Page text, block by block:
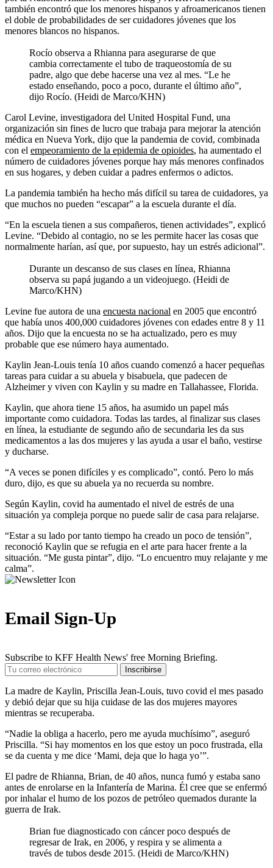
también encontró que los menores hispanos y afroamericanos tienen
el doble de probabilidades de ser cuidadores jóvenes que los
menores blancos no hispanos.
Rocío observa a Rhianna para asegurarse de que
cambia correctamente el tubo de traqueostomía de su
padre, algo que debe hacerse una vez al mes. “Le he
estado enseñando, poco a poco, durante el último año”,
dijo Rocío. (Heidi de Marco/KHN)
Carol Levine, investigadora del United Hospital Fund, una
organización sin fines de lucro que trabaja para mejorar la atención
médica en Nueva York, dijo que la pandemia de covid, combinada
con el empeoramiento de la epidemia de opioides, ha aumentado el
número de cuidadores jóvenes porque hay más menores confinados
en sus hogares, y deben cuidar a padres enfermos o adictos.
La pandemia también ha hecho más difícil su tarea de cuidadores, ya
que muchos no pueden “escapar” a la escuela durante el día.
“En la escuela tienen a sus compañeros, tienen actividades”, explicó
Levine. “Debido al contagio, no se les permite hacer las cosas que
normalmente harían, así que, por supuesto, hay un estrés adicional”.
Durante un descanso de sus clases en línea, Rhianna
observa su papá jugando a un videojuego. (Heidi de
Marco/KHN)
Levine fue autora de una encuesta nacional en 2005 que encontró
que había unos 400,000 cuidadores jóvenes con edades entre 8 y 11
años. Dijo que la encuesta no se ha actualizado, pero es muy
probable que ese número haya aumentado.
Kaylin Jean-Louis tenía 10 años cuando comenzó a hacer pequeñas
tareas para cuidar a su abuela y bisabuela, que padecen de
Alzheimer y viven con Kaylin y su madre en Tallahassee, Florida.
Kaylin, que ahora tiene 15 años, ha asumido un papel más
importante como cuidadora. Todas las tardes, al finalizar sus clases
en línea, la estudiante de segundo año de secundaria les da sus
medicamentos a las dos mujeres y las ayuda a usar el baño, vestirse
y ducharse.
“A veces se ponen difíciles y es complicado”, contó. Pero lo más
duro, dijo, es que su abuela ya no recuerda su nombre.
Según Kaylin, covid ha aumentado el nivel de estrés de una
situación ya compleja porque no puede salir de casa para relajarse.
“Estar a su lado por tanto tiempo ha creado un poco de tensión”,
reconoció Kaylin que se refugia en el arte para hacer frente a la
situación. “Me gusta pintar”, dijo. “Lo encuentro muy relajante y me
calma”.
Email Sign-Up
Subscribe to KFF Health News' free Morning Briefing.
Your
Email
Address
Inscribirse
La madre de Kaylin, Priscilla Jean-Louis, tuvo covid el mes pasado
y debió dejar que su hija cuidase de las dos mujeres mayores
mientras se recuperaba.
“Nadie la obliga a hacerlo, pero me ayuda muchísimo”, aseguró
Priscilla. “Si hay momentos en los que estoy un poco frustrada, ella
se da cuenta y me dice ‘Mami, deja que lo haga yo’”.
El padre de Rhianna, Brian, de 40 años, nunca fumó y estaba sano
antes de enrolarse en la Infantería de Marina. Él cree que se enfermó
por inhalar el humo de los pozos de petróleo quemados durante la
guerra de Irak.
Brian fue diagnosticado con cáncer poco después de
regresar de Irak, en 2006, y respira y se alimenta a
través de tubos desde 2015. (Heidi de Marco/KHN)